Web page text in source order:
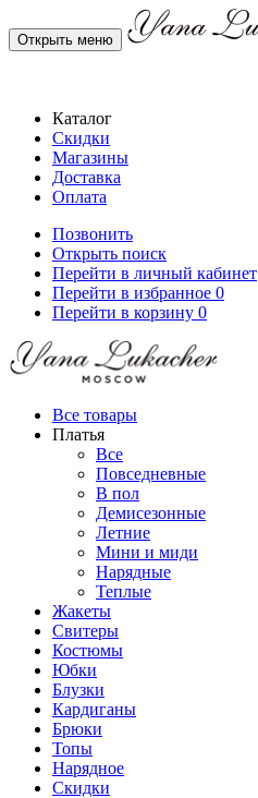
Открыть меню
Каталог
Скидки
Магазины
Доставка
Оплата
Позвонить
Открыть поиск
Перейти в личный кабинет
Перейти в избранное 0
Перейти в корзину 0
Все товары
Платья
Все
Повседневные
В пол
Демисезонные
Летние
Мини и миди
Нарядные
Теплые
Жакеты
Свитеры
Костюмы
Юбки
Блузки
Кардиганы
Брюки
Топы
Нарядное
Скидки